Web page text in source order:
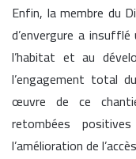
Enfin, la membre du
d’envergure a
l’habitat et au
l’engagement total
œuvre de ce
retombées
l’amélioration de